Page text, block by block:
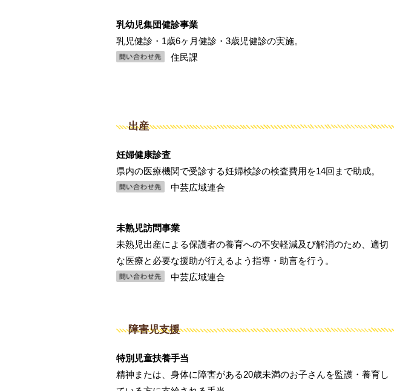
乳幼児集団健診事業
乳児健診・1歳6ヶ月健診・3歳児健診の実施。
住民課
出産
妊婦健康診査
県内の医療機関で受診する妊婦検診の検査費用を14回まで助成。
中芸広域連合
未熟児訪問事業
未熟児出産による保護者の養育への不安軽減及び解消のため、適切
な医療と必要な援助が行えるよう指導・助言を行う。
中芸広域連合
障害児支援
特別児童扶養手当
精神または、身体に障害がある20歳未満のお子さんを監護・養育し